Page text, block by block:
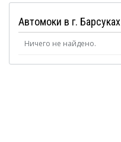
Автомоки в г. Барсуках
Ничего не найдено.